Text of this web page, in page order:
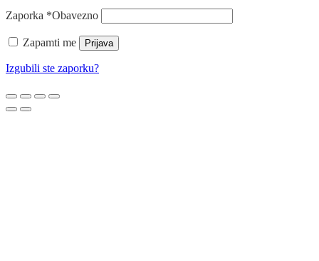
Zaporka *Obavezno
Zapamti me Prijava
Izgubili ste zaporku?